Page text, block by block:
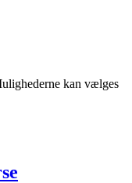
kan vælges